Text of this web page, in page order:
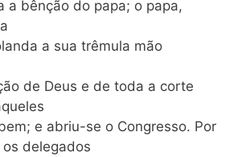
a bênção do papa; o papa,
a sua trêmula mão
de Deus e de toda a corte
e abriu-se o Congresso. Por
delegados